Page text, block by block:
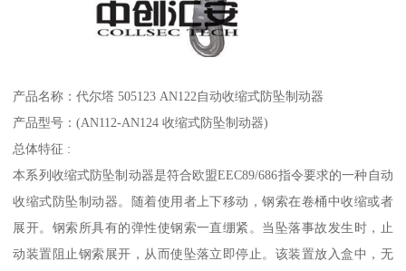
产品名称：代尔塔 505123 AN122自动收缩式防坠制动器
产品型号：(AN112-AN124 收缩式防坠制动器)
总体特征 :
本系列收缩式防坠制动器是符合欧盟EEC89/686指令要求的一种自动
收缩式防坠制动器。随着使用者上下移动，钢索在卷桶中收缩或者
展开。钢索所具有的弹性使钢索一直绷紧。当坠落事故发生时，止
动装置阻止钢索展开，从而使坠落立即停止。该装置放入盒中，无